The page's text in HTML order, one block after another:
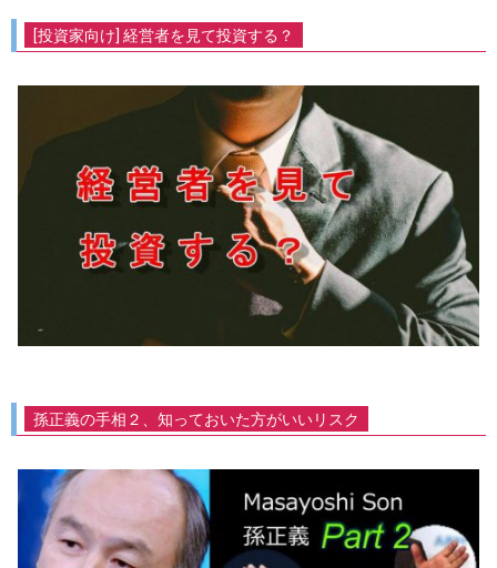
[投資家向け] 経営者を見て投資する？
孫正義の手相２、知っておいた方がいいリスク